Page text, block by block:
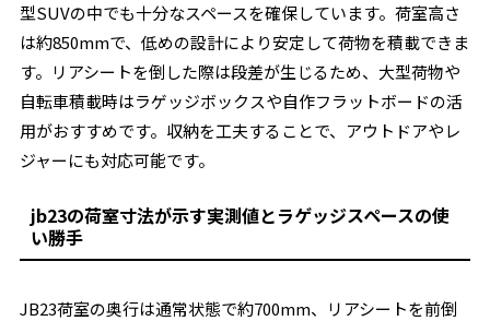
型SUVの中でも十分なスペースを確保しています。荷室高さ
は約850mmで、低めの設計により安定して荷物を積載できま
す。リアシートを倒した際は段差が生じるため、大型荷物や
自転車積載時はラゲッジボックスや自作フラットボードの活
用がおすすめです。収納を工夫することで、アウトドアやレ
ジャーにも対応可能です。
jb23の荷室寸法が示す実測値とラゲッジスペースの使
い勝手
JB23荷室の奥行は通常状態で約700mm、リアシートを前倒